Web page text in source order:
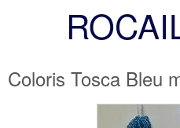
Coloris Tosca Bleu